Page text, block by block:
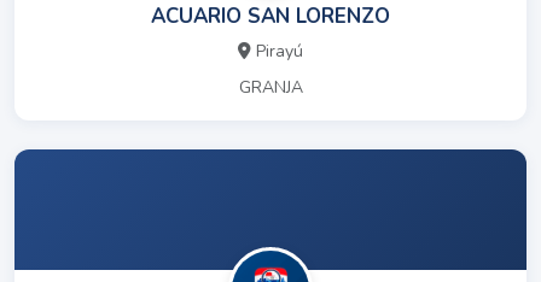
ACUARIO SAN LORENZO
Pirayú
GRANJA